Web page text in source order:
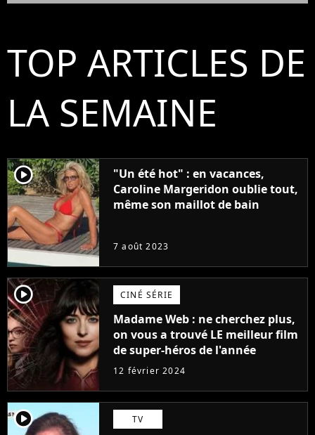
TOP ARTICLES DE
LA SEMAINE
player2
"Un été hot" : en vacances,
Caroline Margeridon oublie tout,
même son maillot de bain
7 août 2023
player2 CINÉ SÉRIE
Madame Web : ne cherchez plus,
on vous a trouvé LE meilleur film
de super-héros de l'année
12 février 2024
player2 TV